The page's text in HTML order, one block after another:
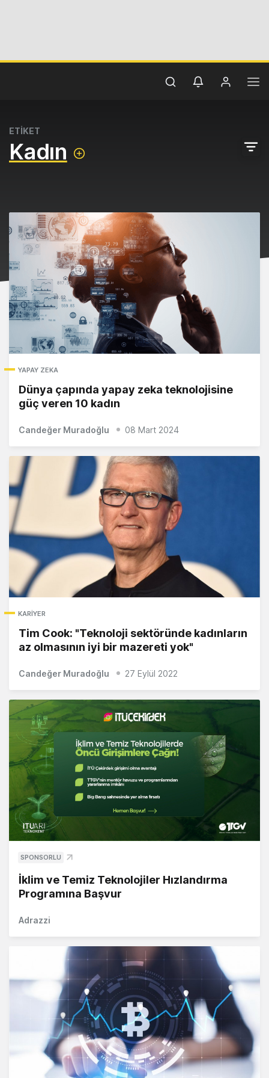
ETİKET
Kadın
YAPAY ZEKA
Dünya çapında yapay zeka teknolojisine
güç veren 10 kadın
Candeğer Muradoğlu 08 Mart 2024
KARIYER
Tim Cook: "Teknoloji sektöründe kadınların
az olmasının iyi bir mazereti yok"
Candeğer Muradoğlu 27 Eylül 2022
SPONSORLU
İklim ve Temiz Teknolojiler Hızlandırma
Programına Başvur
Adrazzi